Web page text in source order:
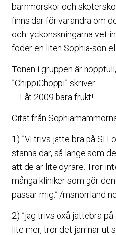
barnmorskor och
finns där för varandra om
och lyckönskningarna vet
föder en liten Sophia-son
Tonen i gruppen är
”ChippiChoppi” skriver:
– Låt 2009 bära frukt!
Citat från
1) ”Vi trivs jätte bra på SH
stanna där, så länge som
att de är lite dyrare. Tror
många kliniker som gör
passar mig.” /msnorrland
2) ”jag trivs oxå jättebra
lite mer, tror det jämnar ut